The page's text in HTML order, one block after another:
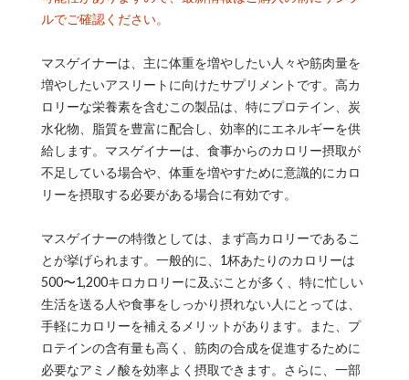
ルでご確認ください。
マスゲイナーは、主に体重を増やしたい人々や筋肉量を
増やしたいアスリートに向けたサプリメントです。高カ
ロリーな栄養素を含むこの製品は、特にプロテイン、炭
水化物、脂質を豊富に配合し、効率的にエネルギーを供
給します。マスゲイナーは、食事からのカロリー摂取が
不足している場合や、体重を増やすために意識的にカロ
リーを摂取する必要がある場合に有効です。
マスゲイナーの特徴としては、まず高カロリーであるこ
とが挙げられます。一般的に、1杯あたりのカロリーは
500〜1,200キロカロリーに及ぶことが多く、特に忙しい
生活を送る人や食事をしっかり摂れない人にとっては、
手軽にカロリーを補えるメリットがあります。また、プ
ロテインの含有量も高く、筋肉の合成を促進するために
必要なアミノ酸を効率よく摂取できます。さらに、一部